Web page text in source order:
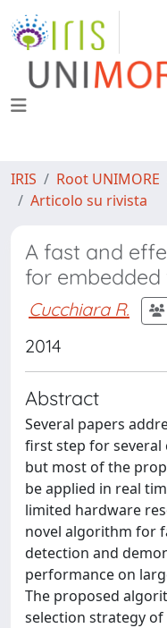
IRIS Root UNIMORE
Articolo su rivista
A fast and
for
Cucchiara R.
2014
Abstract
Several papers
first step for several
but most of the
be applied in real
limited hardware
novel algorithm for
detection and
performance on
The proposed
selection strategy